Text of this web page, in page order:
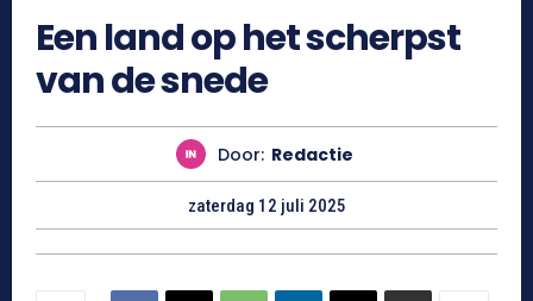
Een land op het scherpst
van de snede
Door: Redactie
zaterdag 12 juli 2025